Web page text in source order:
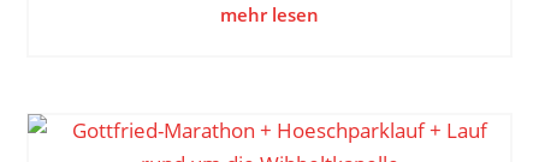
mehr lesen